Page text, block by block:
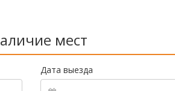
мест
Дата выезда